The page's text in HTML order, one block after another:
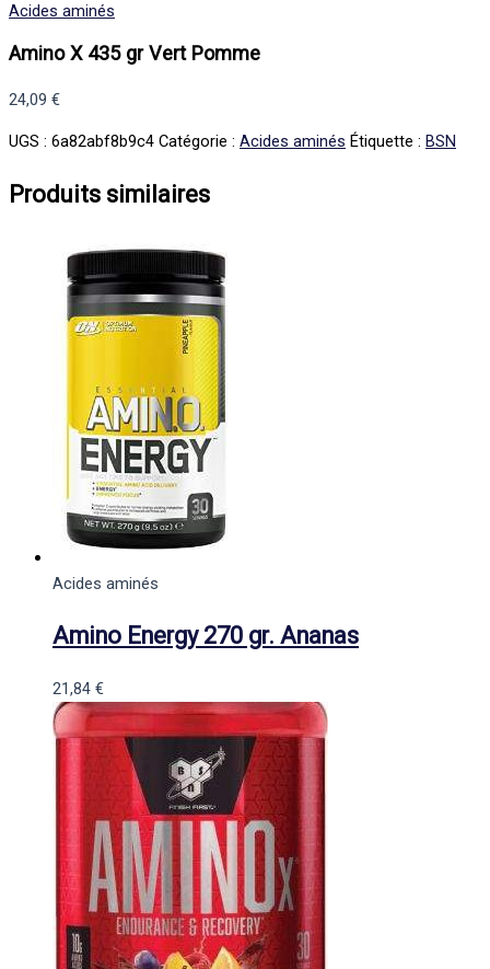
Acides aminés
Amino X 435 gr Vert Pomme
24,09 €
UGS : 6a82abf8b9c4 Catégorie : Acides aminés Étiquette : BSN
Produits similaires
Acides aminés
Amino Energy 270 gr. Ananas
21,84 €